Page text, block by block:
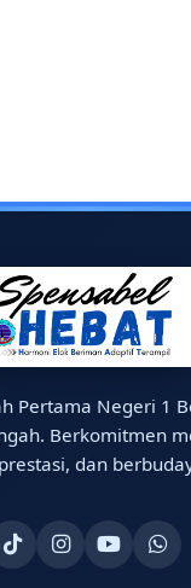
Pertama Negeri 1
Berkomitmen
dan